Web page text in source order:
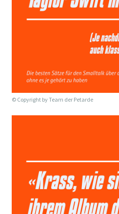
© Copyright byTeam der Petarde